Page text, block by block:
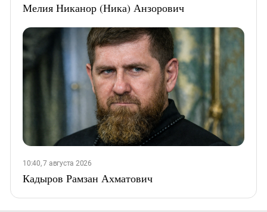
Мелия Никанор (Ника) Анзорович
10:40, 7 августа 2026
Кадыров Рамзан Ахматович